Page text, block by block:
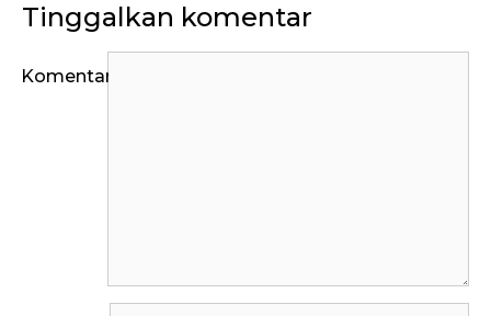
Tinggalkan komentar
Komentar